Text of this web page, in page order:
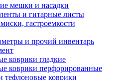
мешки и насадки
и гитарные листы
гастроемкости
и прочий инвентарь
коврики гладкие
коврики перфорированные
тефлоновые коврики